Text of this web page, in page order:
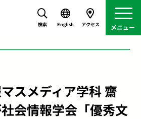
検索 English アクセス
スメディア学科 齋
会情報学会「優秀文